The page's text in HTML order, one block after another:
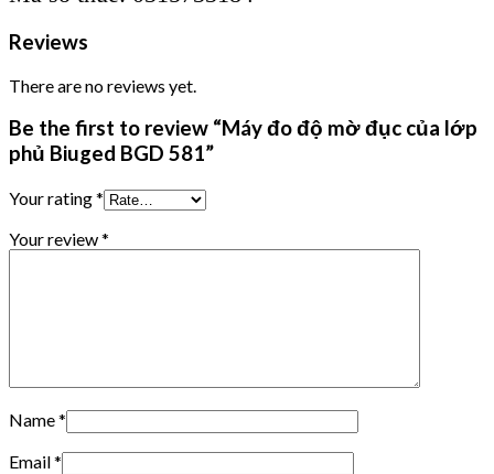
Reviews
There are no reviews yet.
Be the first to review “Máy đo độ mờ đục của lớp
phủ Biuged BGD 581”
Your rating*
Your review*
Name*
Email*